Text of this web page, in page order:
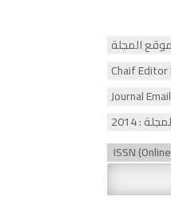
Chaif
Journal
: 2014
ISSN